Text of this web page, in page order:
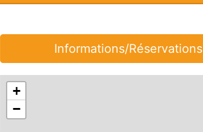
Informations/Réservations
+
−